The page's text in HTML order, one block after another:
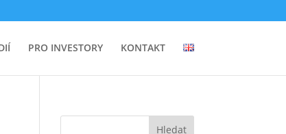
PRO INVESTORY KONTAKT